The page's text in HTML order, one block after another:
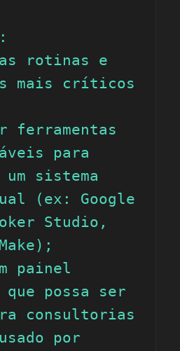
rotinas e
mais críticos
ferramentas
para
sistema
(ex: Google
Studio,
painel
possa ser
consultorias
por